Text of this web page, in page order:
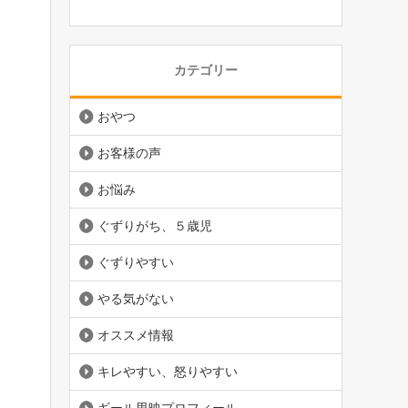
カテゴリー
おやつ
お客様の声
お悩み
ぐずりがち、５歳児
ぐずりやすい
やる気がない
オススメ情報
キレやすい、怒りやすい